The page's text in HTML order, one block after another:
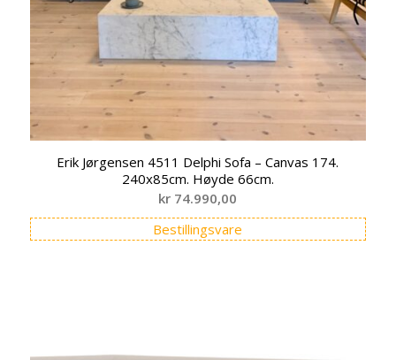
Erik Jørgensen 4511 Delphi Sofa – Canvas 174.
240x85cm. Høyde 66cm.
kr 74.990,00
Bestillingsvare